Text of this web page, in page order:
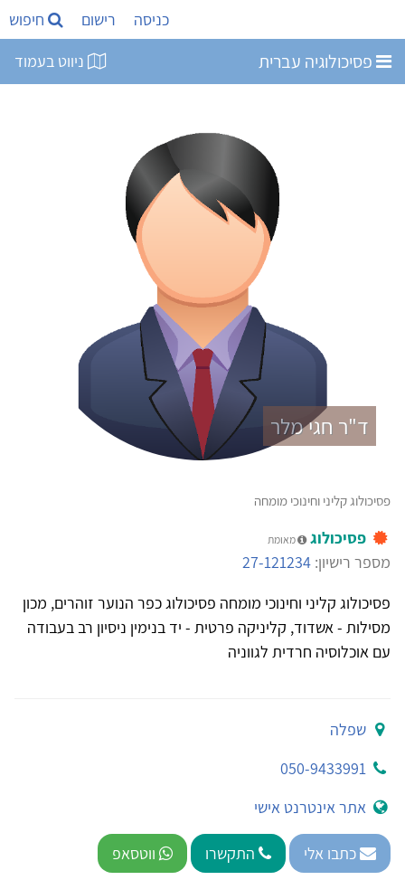
כניסה רישום חיפוש
פסיכולוגיה עברית ניווט בעמוד
ד"ר חגי מלר
פסיכולוג קליני וחינוכי מומחה
פסיכולוג מאומת
מספר רישיון: 27-121234
פסיכולוג קליני וחינוכי מומחה פסיכולוג כפר הנוער זוהרים, מכון
מסילות - אשדוד, קליניקה פרטית - יד בנימין ניסיון רב בעבודה
עם אוכלוסיה חרדית לגווניה
שפלה
050-9433991
אתר אינטרנט אישי
כתבו אלי התקשרו ווטסאפ